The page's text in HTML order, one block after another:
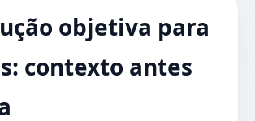
objetiva para
contexto antes